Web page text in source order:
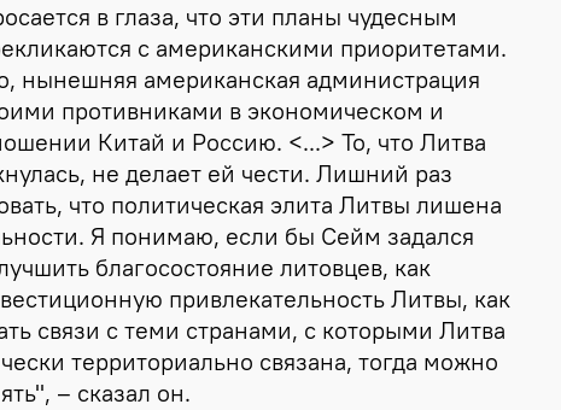
в глаза, что эти планы чудесным
с американскими приоритетами.
нынешняя американская администрация
противниками в экономическом и
Китай и Россию. <...> То, что Литва
не делает ей чести. Лишний раз
что политическая элита Литвы лишена
Я понимаю, если бы Сейм задался
благосостояние литовцев, как
привлекательность Литвы, как
связи с теми странами, с которыми Литва
территориально связана, тогда можно
– сказал он.